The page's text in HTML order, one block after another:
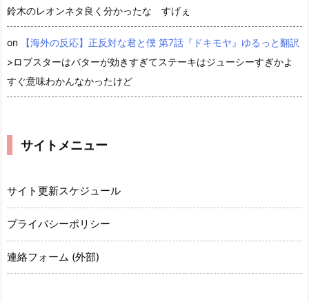
鈴木のレオンネタ良く分かったな すげぇ
on
【海外の反応】正反対な君と僕 第7話『ドキモヤ』ゆるっと翻訳
>ロブスターはバターが効きすぎてステーキはジューシーすぎかよ
すぐ意味わかんなかったけど
サイトメニュー
サイト更新スケジュール
プライバシーポリシー
連絡フォーム (外部)